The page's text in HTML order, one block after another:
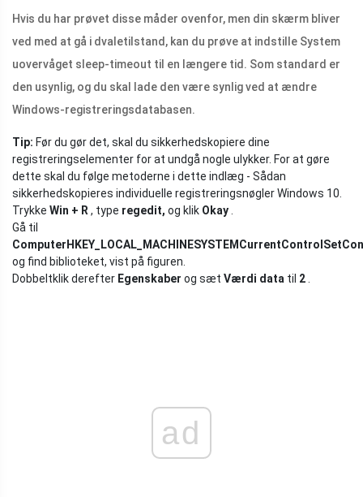
Hvis du har prøvet disse måder ovenfor, men din skærm bliver
ved med at gå i dvaletilstand, kan du prøve at indstille System
uovervåget sleep-timeout til en længere tid. Som standard er
den usynlig, og du skal lade den være synlig ved at ændre
Windows-registreringsdatabasen.
Tip: Før du gør det, skal du sikkerhedskopiere dine
registreringselementer for at undgå nogle ulykker. For at gøre
dette skal du følge metoderne i dette indlæg - Sådan
sikkerhedskopieres individuelle registreringsnøgler Windows 10.
Trykke Win + R , type regedit, og klik Okay
Gå til
og find biblioteket, vist på figuren.
Dobbeltklik derefter Egenskaber og sæt Værdi data til 2
ad